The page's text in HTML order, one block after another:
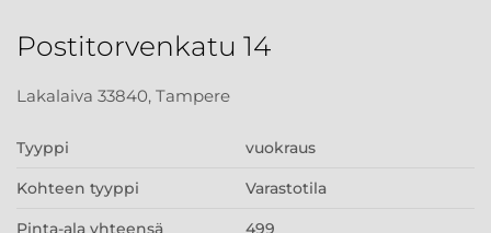
Postitorvenkatu 14
Lakalaiva 33840, Tampere
Tyyppi vuokraus
Kohteen tyyppi Varastotila
Pinta-ala yhteensä 499